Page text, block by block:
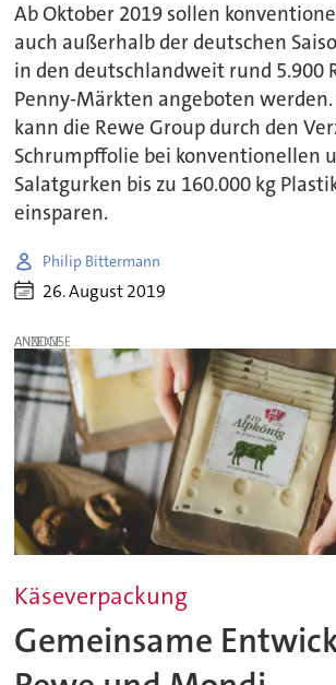
Ab Oktober 2019 sollen
auch außerhalb der deutschen
in den deutschlandweit rund 5.900
Penny-Märkten angeboten
kann die Rewe Group durch den
Schrumpffolie bei konventionellen
Salatgurken bis zu 160.000 kg
einsparen.
Philip Bittermann
26. August 2019
ANZEIGE
Käseverpackung
Gemeinsame